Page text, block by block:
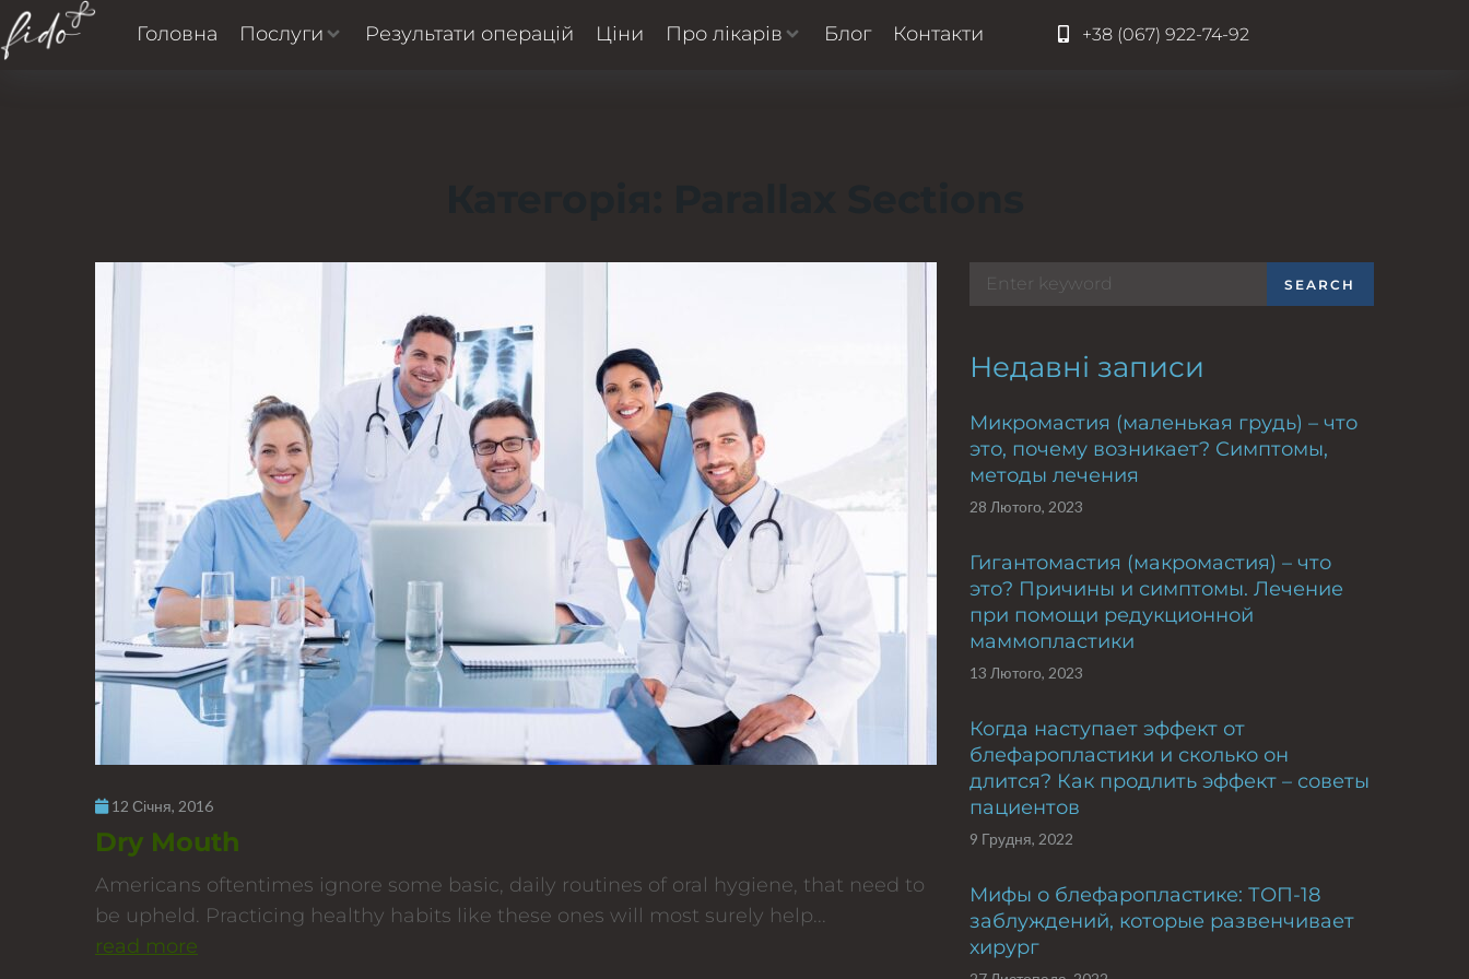
Головна Послуги Результати операцій Ціни Про лікарів Блог Контакти +38 (067) 922-74-92
12 Січня, 2016
Dry Mouth
Americans oftentimes ignore some basic, daily routines of oral hygiene, that need to
be upheld. Practicing healthy habits like these ones will most surely help...
read more
SEARCH
Недавні записи
Микромастия (маленькая грудь) – что
это, почему возникает? Симптомы,
методы лечения
28 Лютого, 2023
Гигантомастия (макромастия) – что
это? Причины и симптомы. Лечение
при помощи редукционной
маммопластики
13 Лютого, 2023
Когда наступает эффект от
блефаропластики и сколько он
длится? Как продлить эффект – советы
пациентов
9 Грудня, 2022
Мифы о блефаропластике: ТОП-18
заблуждений, которые развенчивает
хирург